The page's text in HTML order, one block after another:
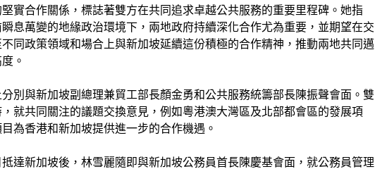
堅實合作關係，標誌著雙方在共同追求卓越公共服務的重要里程碑。她指
息萬變的地緣政治環境下，兩地政府持續深化合作尤為重要，並期望在交
同政策領域和場合上與新加坡延續這份積極的合作精神，推動兩地共同邁
。
別與新加坡副總理兼貿工部長顏金勇和公共服務統籌部長陳振聲會面。雙
就共同關注的議題交換意見，例如粵港澳大灣區及北部都會區的發展項
為香港和新加坡提供進一步的合作機遇。
達新加坡後，林雪麗隨即與新加坡公務員首長陳慶基會面，就公務員管理